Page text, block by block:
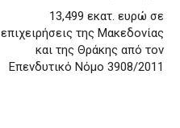
13,499 εκατ. ευρώ σε
επιχειρήσεις της Μακεδονίας
και της Θράκης από τον
Επενδυτικό Νόμο 3908/2011